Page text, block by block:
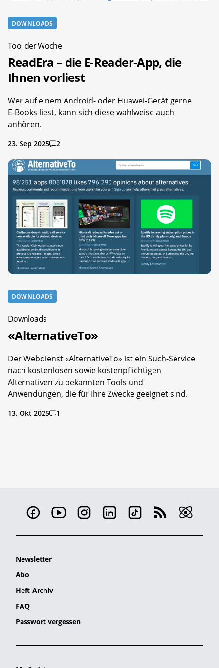
DOWNLOADS
Tool der Woche
ReadEra – die E-Reader-App, die
Ihnen vorliest
Wer auf einem Android- oder Huawei-Gerät gerne
E-Books liest, kann sich diese wahlweise auch
anhören.
23. Sep 2025 2
DOWNLOADS
Downloads
«AlternativeTo»
Der Webdienst «AlternativeTo» ist ein Such-Service
nach kostenlosen sowie kostenpflichtigen
Alternativen zu bekannten Tools und
Anwendungen, die für Ihre Zwecke geeignet sind.
13. Okt 2025 1
Newsletter
Abo
Heft-Archiv
FAQ
Passwort vergessen